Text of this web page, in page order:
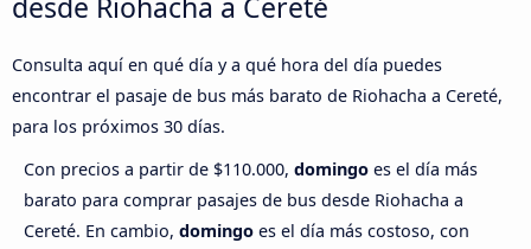
Consulta aquí en qué día y a qué hora del día puedes
encontrar el pasaje de bus más barato de Riohacha a Cereté,
para los próximos 30 días.
Con precios a partir de $110.000, domingo es el día más
barato para comprar pasajes de bus desde Riohacha a
Cereté. En cambio, domingo es el día más costoso, con